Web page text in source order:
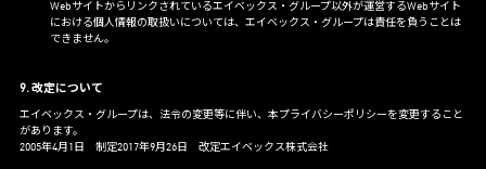
Webサイトからリンクされているエイベックス・グループ以外が運営するWebサイト
における個人情報の取扱いについては、エイベックス・グループは責任を負うことは
できません。
9. 改定について
エイベックス・グループは、法令の変更等に伴い、本プライバシーポリシーを変更すること
があります。
2005年4月1日 制定2017年9月26日 改定エイベックス株式会社